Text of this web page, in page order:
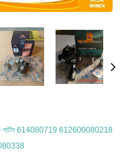
পার্টস 614080719 612600080218